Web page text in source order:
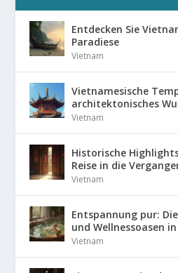
Entdecken Sie
Paradiese
Vietnam
Vietnamesische
architektonisches
Vietnam
Historische
Reise in die
Vietnam
Entspannung pur:
und Wellnessoasen
Vietnam